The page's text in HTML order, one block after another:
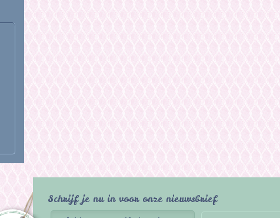
Schrijf je nu in voor onze nieuwsbrief